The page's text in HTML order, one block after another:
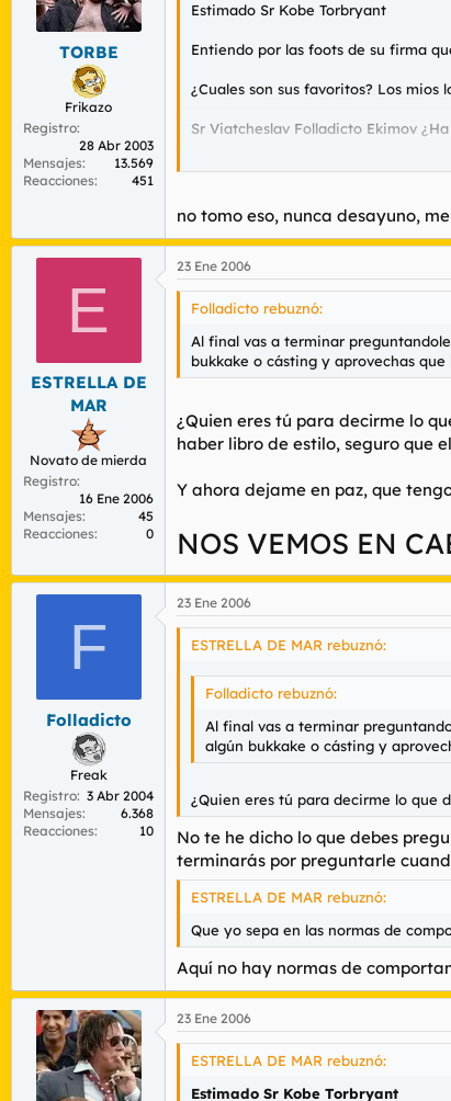
TORBE
Frikazo
Registro
28 Abr 2003
Mensajes
13.569
Reacciones
451
Estimado Sr Kobe Torbryant
Entiendo por las foots de su firma
¿Cuales son sus favoritos? Los mios
Sr Viatcheslav Folladicto Ekimov
no tomo eso, nunca desayuno,
E
ESTRELLA DE
MAR
Novato de mierda
Registro
16 Ene 2006
Mensajes
45
Reacciones
0
23 Ene 2006
Folladicto rebuznó:
Al final vas a terminar
bukkake o cásting y aprovechas
¿Quien eres tú para decirme lo
haber libro de estilo, seguro que
Y ahora dejame en paz, que
NOS VEMOS EN
F
Folladicto
Freak
Registro 3 Abr 2004
Mensajes
6.368
Reacciones
10
23 Ene 2006
ESTRELLA DE MAR rebuznó:
Folladicto rebuznó:
Al final vas a terminar
algún bukkake o cásting y
¿Quien eres tú para decirme lo que
No te he dicho lo que debes
terminarás por preguntarle
ESTRELLA DE MAR rebuznó:
Que yo sepa en las normas de
Aquí no hay normas de
23 Ene 2006
ESTRELLA DE MAR rebuznó:
Estimado Sr Kobe Torbryant